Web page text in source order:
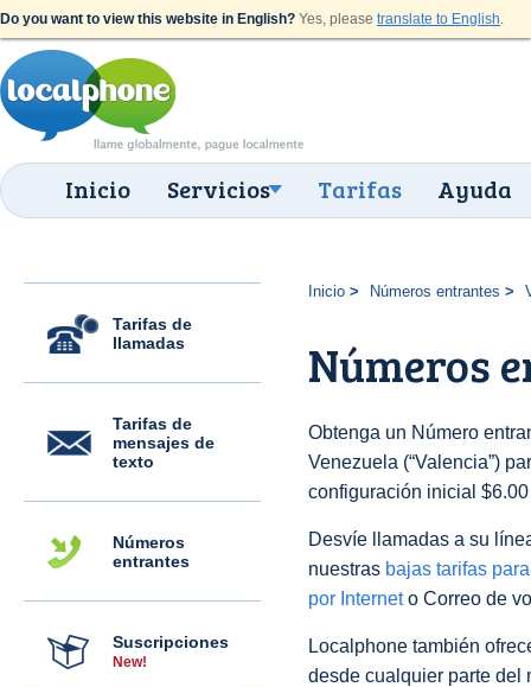
Do you want to view this website in English? Yes, please translate to English.
Inicio Servicios Tarifas Ayuda
Tarifas de
llamadas
Tarifas de
mensajes de
texto
Números
entrantes
Suscripciones
New!
Inicio Números entrantes
Números
Obtenga un Número
Venezuela (“Valencia”)
configuración inicial
Desvíe llamadas a su
nuestras bajas tarifas
por Interneto Correo de
Localphone también
desde cualquier parte del